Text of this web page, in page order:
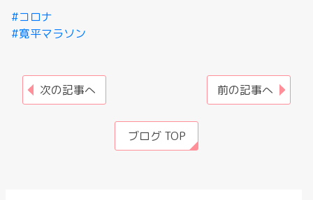
コロナ
寛平マラソン
次の記事へ 前の記事へ
ブログ TOP